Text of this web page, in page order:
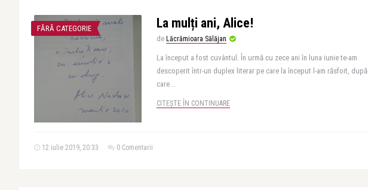
FĂRĂ CATEGORIE La mulți ani, Alice!
de Lăcrămioara Sălăjan
La început a fost cuvântul. În urmă cu zece ani în luna iunie te-am
descoperit într-un duplex literar pe care la început l-am răsfoit, după
care ..
CITEȘTE ÎN CONTINUARE
12 iulie 2019, 20:33 0 Comentarii